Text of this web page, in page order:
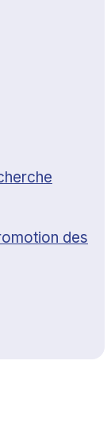
des